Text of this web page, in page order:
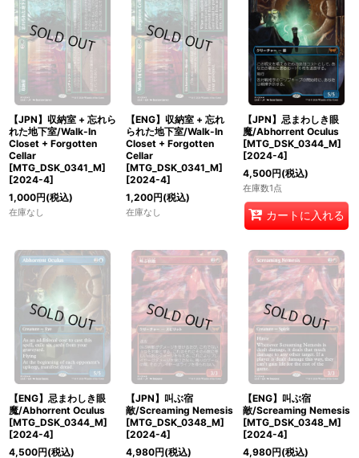
【JPN】収納室 + 忘れら
れた地下室/Walk-In
Closet + Forgotten
Cellar
[MTG_DSK_0341_M]
[2024-4]
1,000円(税込)
在庫なし
【ENG】収納室 + 忘れ
られた地下室/Walk-In
Closet + Forgotten
Cellar
[MTG_DSK_0341_M]
[2024-4]
1,200円(税込)
在庫なし
【JPN】忌まわしき眼
魔/Abhorrent Oculus
[MTG_DSK_0344_M]
[2024-4]
4,500円(税込)
在庫数1点
カートに入れる
【ENG】忌まわしき眼
魔/Abhorrent Oculus
[MTG_DSK_0344_M]
[2024-4]
4,500円(税込)
【JPN】叫ぶ宿
敵/Screaming Nemesis
[MTG_DSK_0348_M]
[2024-4]
4,980円(税込)
【ENG】叫ぶ宿
敵/Screaming Nemesis
[MTG_DSK_0348_M]
[2024-4]
4,980円(税込)